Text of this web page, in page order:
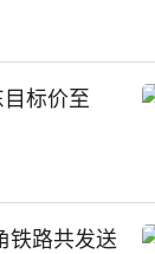
标价至
铁路共发送